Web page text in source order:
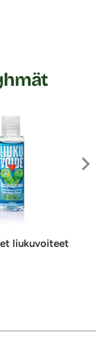
liukuvoiteet